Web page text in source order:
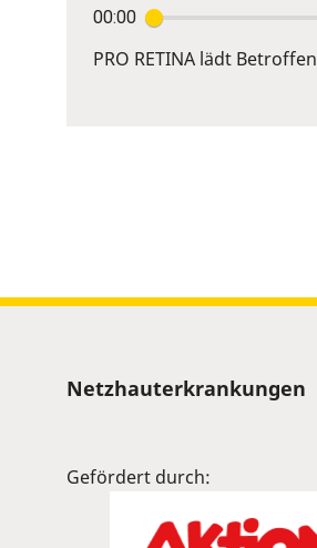
00:00
Enter
or
PRO RETINA lädt
Sitemap
Netzhauterkrankungen
Gefördert durch: